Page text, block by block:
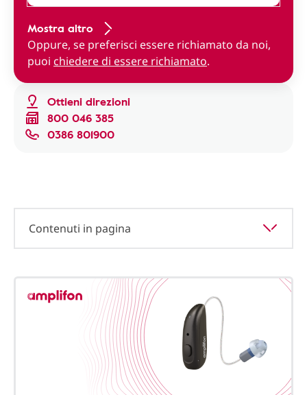
Ottieni direzioni
800 046 385
0386 801900
Mostra altro
Oppure, se preferisci essere richiamato da noi,
puoi chiedere di essere richiamato.
Contenuti in pagina